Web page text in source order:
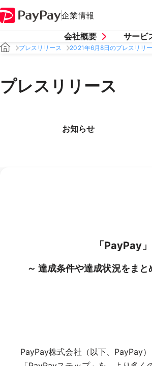
企業情報
会社概要 サービ
プレスリリース 2021年6月8日のプレスリリ
プレスリリース
お知らせ
「PayPay
～ 達成条件や達成状況をま
PayPay株式会社（以下、PayPay